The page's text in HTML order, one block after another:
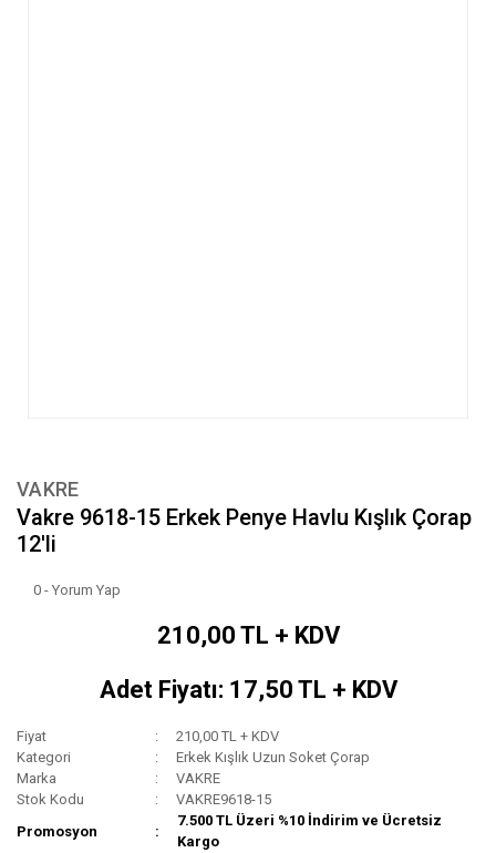
VAKRE
Vakre 9618-15 Erkek Penye Havlu Kışlık Çorap
12'li
0 - Yorum Yap
210,00 TL + KDV
Adet Fiyatı: 17,50 TL + KDV
Fiyat
210,00 TL + KDV
Kategori
Erkek Kışlık Uzun Soket Çorap
Marka
VAKRE
Stok Kodu
VAKRE9618-15
Promosyon
7.500 TL Üzeri %10 İndirim ve Ücretsiz
Kargo